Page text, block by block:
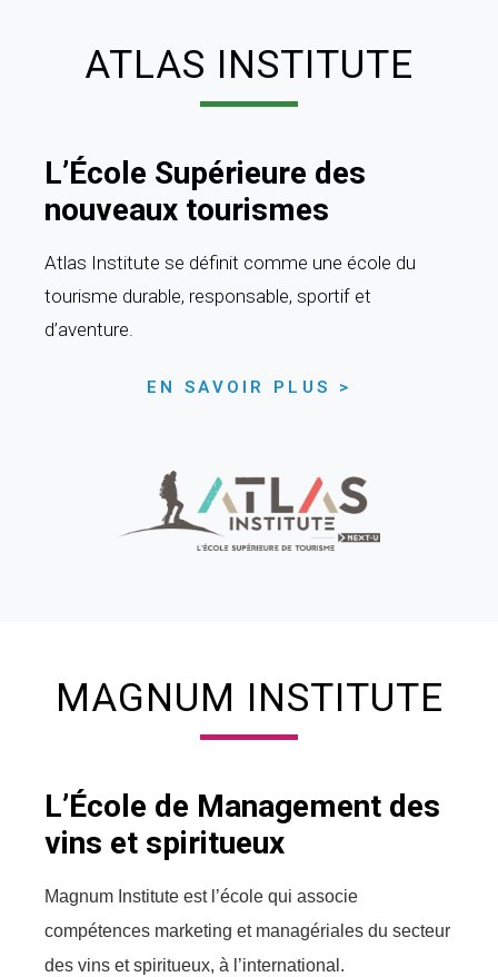
ATLAS INSTITUTE
L’École Supérieure des
nouveaux tourismes
Atlas Institute se définit comme une école du
tourisme durable, responsable, sportif et
d’aventure.
EN SAVOIR PLUS >
MAGNUM INSTITUTE
L’École de Management des
vins et spiritueux
Magnum Institute est l’école qui associe
compétences marketing et managériales du secteur
des vins etspiritueux, à l’international.